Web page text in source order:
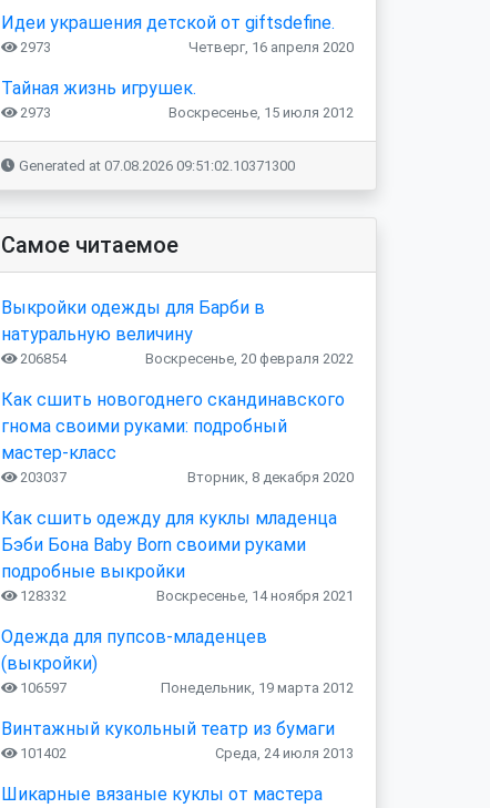
Идеи украшения детской от giftsdefine.
2973 Четверг, 16 апреля 2020
Тайная жизнь игрушек.
2973 Воскресенье, 15 июля 2012
Generated at 07.08.2026 09:51:02.10371300
Самое читаемое
Выкройки одежды для Барби в
натуральную величину
206854 Воскресенье, 20 февраля 2022
Как сшить новогоднего скандинавского
гнома своими руками: подробный
мастер-класс
203037 Вторник, 8 декабря 2020
Как сшить одежду для куклы младенца
Бэби Бона Baby Born своими руками
подробные выкройки
128332 Воскресенье, 14 ноября 2021
Одежда для пупсов-младенцев
(выкройки)
106597 Понедельник, 19 марта 2012
Винтажный кукольный театр из бумаги
101402 Среда, 24 июля 2013
Шикарные вязаные куклы от мастера